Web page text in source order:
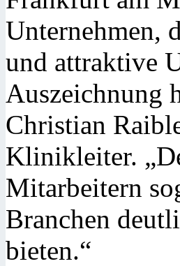
Unternehmen,
und attraktive
Auszeichnung
Christian
Klinikleiter.
Mitarbeitern
Branchen
bieten.“